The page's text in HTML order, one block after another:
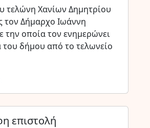
τελώνη Χανίων Δημητρίου
τον Δήμαρχο Ιωάννη
την οποία τον ενημερώνει
του δήμου από το τελωνείο
επιστολή